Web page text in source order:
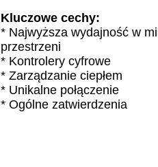
Kluczowe cechy:
* Najwyższa wydajność w
przestrzeni
* Kontrolery cyfrowe
* Zarządzanie ciepłem
* Unikalne połączenie
* Ogólne zatwierdzenia